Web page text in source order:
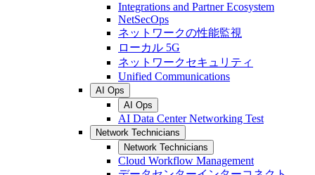
Integrations and Partner Ecosystem
NetSecOps
ネットワークの性能監視
ローカル 5G
ネットワークセキュリティ
Unified Communications
AI Ops
AI Ops
AI Data Center Networking Test
Network Technicians
Network Technicians
Cloud Workflow Management